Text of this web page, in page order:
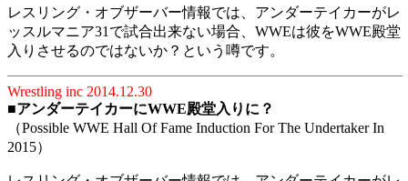
レスリング・オブザーバー情報では、アンダーテイカーがレ
ッスルマニア31で試合出来ない場合、WWEは彼をWWE殿堂
入りさせるのではないか？という噂です。
Wrestling inc 2014.12.30
■アンダーテイカーにWWE殿堂入りに？
（Possible WWE Hall Of Fame Induction For The Undertaker In
2015）